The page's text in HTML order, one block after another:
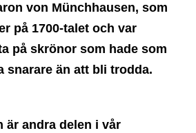
von Münchhausen, som
på 1700-talet och var
på skrönor som hade som
snarare än att bli trodda.
är andra delen i vår